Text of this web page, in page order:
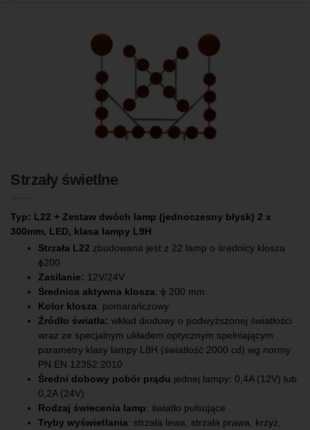
Strzały świetlne
Typ: L22 + Zestaw dwóch lamp (jednoczesny błysk) 2 x
300mm, LED, klasa lampy L9H
Strzała L22 zbudowana jest z 22 lamp o średnicy klosza
ɸ200
Zasilanie: 12V/24V
Średnica aktywna klosza: ϕ 200 mm
Kolor klosza: pomarańczowy
Źródło światła: wkład diodowy o podwyższonej światłości
wraz ze specjalnym układem optycznym spełniającym
parametry klasy lampy L8H (światłość 2000 cd) wg normy
PN.EN 12352:2010
Średni dobowy pobór prądu jednej lampy: 0,4A (12V) lub
0,2A (24V)
Rodzaj świecenia lamp: światło pulsujące
Tryby wyświetlania: strzała lewa, strzała prawa, krzyż,